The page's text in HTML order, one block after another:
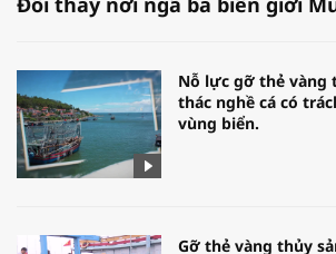
Nỗ lực gỡ thẻ vàng
thác nghề cá có
vùng biển.
Gỡ thẻ vàng thủy